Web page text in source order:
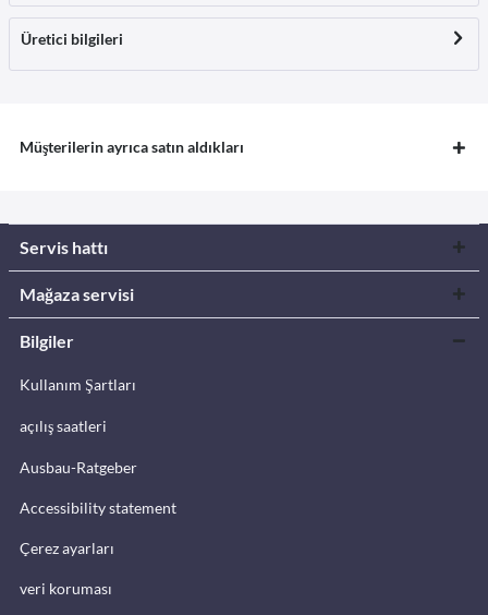
Üretici bilgileri
Müşterilerin ayrıca satın aldıkları
Servis hattı
Mağaza servisi
Bilgiler
Kullanım Şartları
açılış saatleri
Ausbau-Ratgeber
Accessibility statement
Çerez ayarları
veri koruması